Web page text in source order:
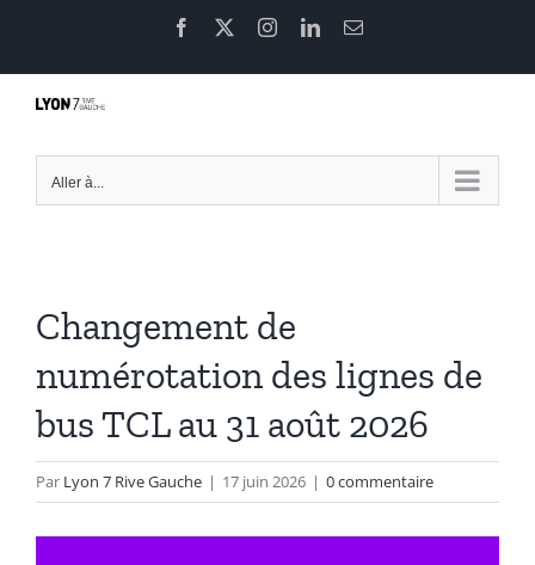
contenu
Facebook InstagramLinkedInEmail
Aller à...
Changement de
numérotation des lignes de
bus TCL au 31 août 2026
Par Lyon 7 Rive Gauche | 17 juin 2026 | 0 commentaire